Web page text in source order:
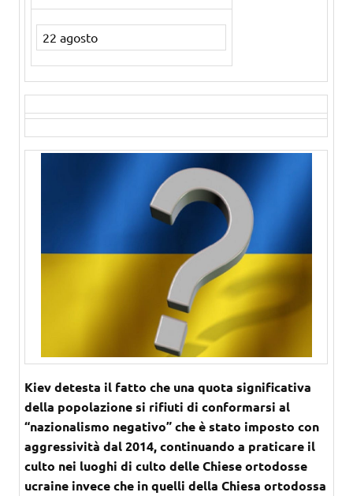
22 agosto
Kiev detesta il fatto che una quota significativa
della popolazione si rifiuti di conformarsi al
“nazionalismo negativo” che è stato imposto con
aggressività dal 2014, continuando a praticare il
culto nei luoghi di culto delle Chiese ortodosse
ucraine invece che in quelli della Chiesa ortodossa